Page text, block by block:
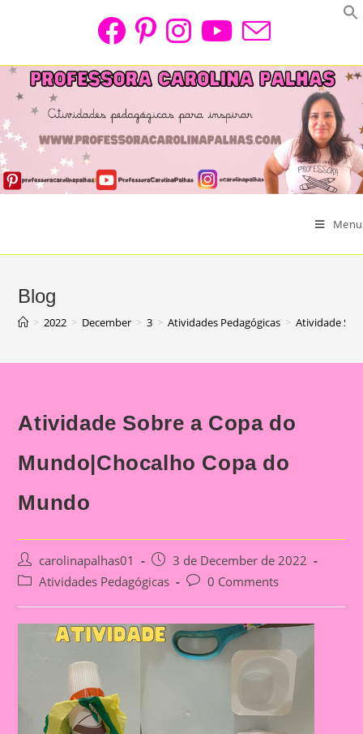
Menu
Blog
> 2022 > December > 3 > Atividades Pedagógicas > Atividade
Atividade Sobre a Copa do
Mundo|Chocalho Copa do
Mundo
Post
author:
carolinapalhas01
Post
published:
3 de December de 2022
PostAtividades Pedagógicas
Post0 Comments